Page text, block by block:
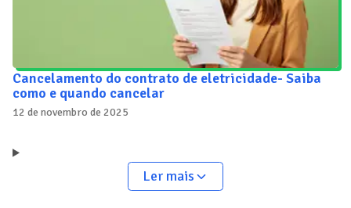
Cancelamento do contrato de eletricidade- Saiba
como e quando cancelar
12 de novembro de 2025
Ler mais